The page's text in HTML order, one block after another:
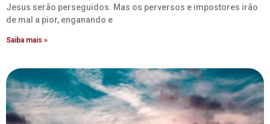
Jesus serão perseguidos. Mas os perversos e impostores irão
de mal a pior, enganando e
Saiba mais »